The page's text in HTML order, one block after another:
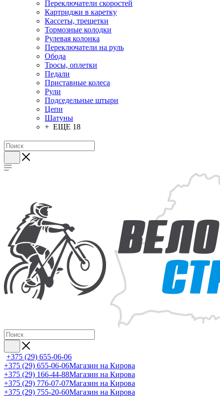
Переключатели скоростей
Картриджи в каретку
Кассеты, трещетки
Тормозные колодки
Рулевая колонка
Переключатели на руль
Обода
Тросы, оплетки
Педали
Приставные колеса
Рули
Подседельные штыри
Цепи
Шатуны
+ ЕЩЕ 18
+375 (29) 655-06-06
+375 (29) 655-06-06Магазин на Кирова
+375 (29) 166-44-88Магазин на Кирова
+375 (29) 776-07-07Магазин на Кирова
+375 (29) 755-20-60Магазин на Кирова